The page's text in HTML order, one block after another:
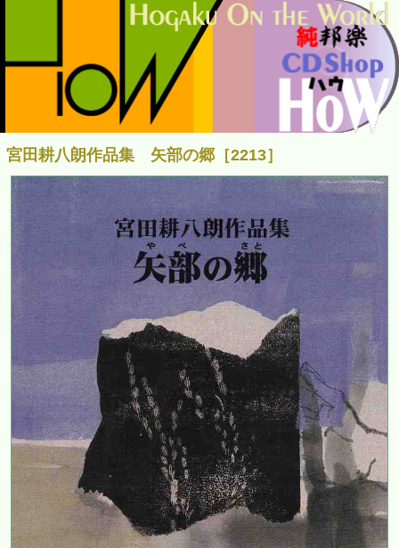
宮田耕八朗作品集 矢部の郷［2213］